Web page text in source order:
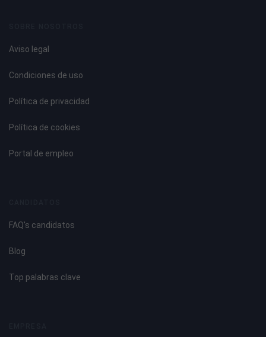
Aviso legal
Condiciones de uso
Política de privacidad
Política de cookies
Portal de empleo
FAQ's candidatos
Blog
Top palabras clave